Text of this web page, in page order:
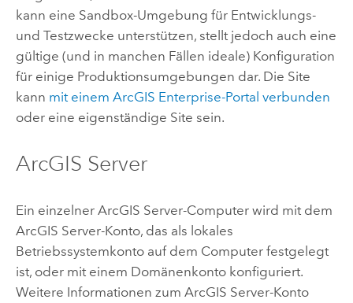
kann eine Sandbox-Umgebung für Entwicklungs-
und Testzwecke unterstützen, stellt jedoch auch eine
gültige (und in manchen Fällen ideale) Konfiguration
für einige Produktionsumgebungen dar. Die Site
kann mit einem ArcGIS Enterprise-Portal verbunden
oder eine eigenständige Site sein.
ArcGIS Server
Ein einzelner ArcGIS Server-Computer wird mit dem
ArcGIS Server-Konto, das als lokales
Betriebssystemkonto auf dem Computer festgelegt
ist, oder mit einem Domänenkonto konfiguriert.
Weitere Informationen zum ArcGIS Server-Konto